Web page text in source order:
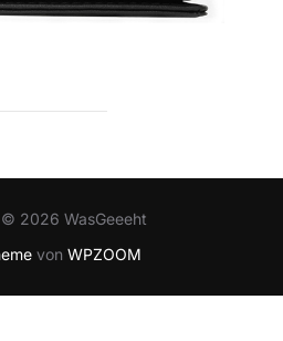
2026 WasGeeeht
von WPZOOM